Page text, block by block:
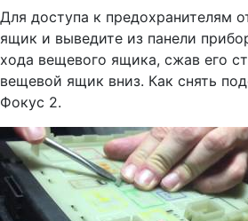
Для доступа к предохранителям
ящик и выведите из панели
хода вещевого ящика, сжав его
вещевой ящик вниз. Как снять
Фокус 2.